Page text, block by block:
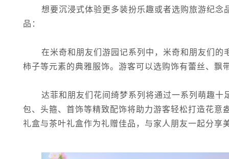
想要沉浸式体验更多装扮乐趣或者选购旅游纪
品：
在米奇和朋友们游园记系列中，米奇和朋友们
柿子等元素的典雅服饰。游客可以选购饰有蕾丝、飘
达菲和朋友们花间绮梦系列将通过一系列萌趣
包、头箍、首饰等精致配饰将助力游客轻松打造花
礼盒与茶叶礼盒作为礼赠佳品，与家人朋友一起分享